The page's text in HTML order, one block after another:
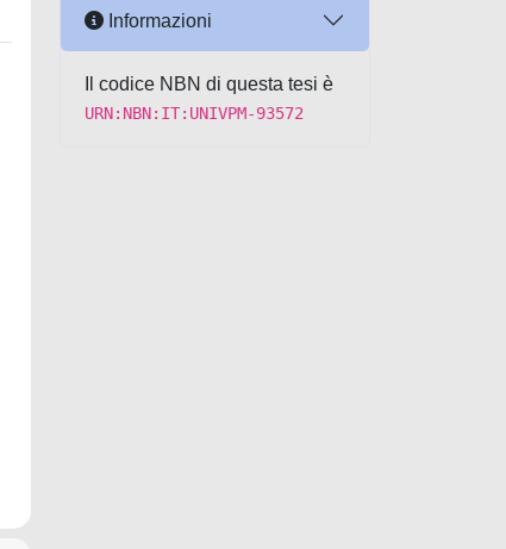
Informazioni
Il codice NBN di questa tesi è
URN:NBN:IT:UNIVPM-93572